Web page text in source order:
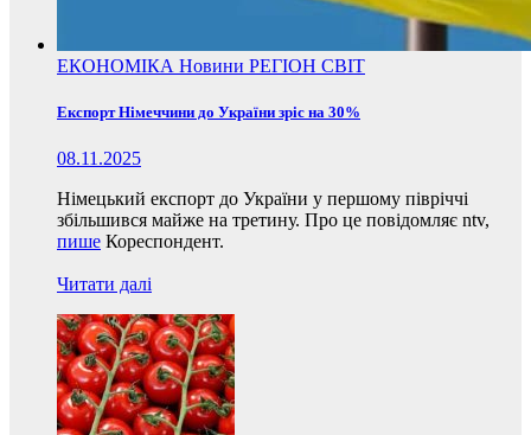
ЕКОНОМІКА Новини РЕГІОН СВІТ
Експорт Німеччини до України зріс на 30%
08.11.2025
Німецький експорт до України у першому півріччі
збільшився майже на третину. Про це повідомляє ntv,
пише Кореспондент.
Читати далі